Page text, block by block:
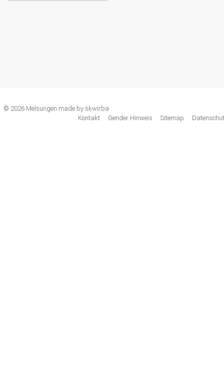
© 2026 Melsungen made by skwirba
Kontakt
Gender Hinweis Sitemap